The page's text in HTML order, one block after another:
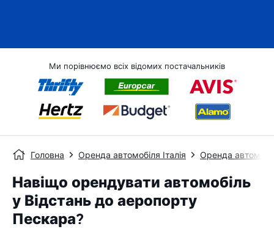
Ми порівнюємо всіх відомих постачальників
Головна Оренда автомобіля Італія Оренда
Навіщо орендувати автомобіль
у Відстань до аеропорту
Пескара?